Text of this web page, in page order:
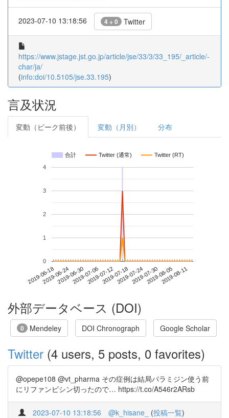
2023-07-10 13:18:56 4 + 0 Twitter
https://www.jstage.jst.go.jp/article/jse/33/3/33_195/_article/-
char/ja/
(info:doi/10.5105/jse.33.195)
言及状況
変動（ピーク前後） 変動（月別） 分布
合計 Twitter (通常) Twitter (RT)
2019-06-182019-06-242019-06-302019-07-062019-07-122019-07-182019-07-242019-07-302019-08-052019-08-11
0
1
2
3
4
外部データベース (DOI)
0 Mendeley DOI Chronograph Google Scholar
Twitter (4 users, 5 posts, 0 favorites)
@opepe108 @vt_pharma その症例は結局パラミジン使う前
にリファンピシン切ったので… https://t.co/A546r2ARsb
2023-07-10 13:18:56 @k_hisane_ (投稿一覧)